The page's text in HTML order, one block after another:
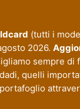
(tutti i
2026.
sempre di
quelli